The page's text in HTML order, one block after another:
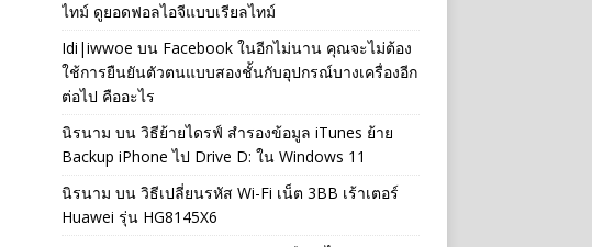
ไทม์ ดูยอดฟอลไอจีแบบเรียลไทม์
Idi|iwwoe บน Facebook ในอีกไม่นาน คุณจะไม่ต้อง
ใช้การยืนยันตัวตนแบบสองชั้นกับอุปกรณ์บางเครื่องอีก
ต่อไป คืออะไร
นิรนาม บน วิธีย้ายไดรฟ์ สำรองข้อมูล iTunes ย้าย
Backup iPhone ไป Drive D: ใน Windows 11
นิรนาม บน วิธีเปลี่ยนรหัส Wi-Fi เน็ต 3BB เร้าเตอร์
Huawei รุ่น HG8145X6